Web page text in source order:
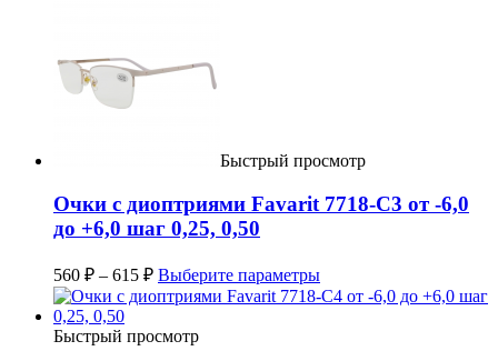
Быстрый просмотр
Очки с диоптриями Favarit 7718-C3 от -6,0
до +6,0 шаг 0,25, 0,50
560 ₽ – 615 ₽ Выберите параметры
Быстрый просмотр